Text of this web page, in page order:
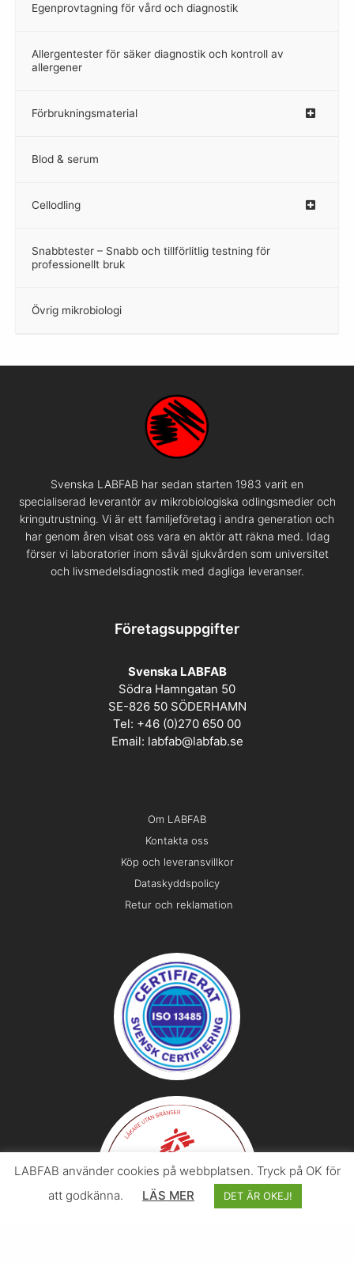
Egenprovtagning för vård och diagnostik
–
Allergentester för säker diagnostik och kontroll av
allergener
–
Förbrukningsmaterial
Blod & serum
Cellodling
–
Snabbtester – Snabb och tillförlitlig testning för
professionellt bruk
–
Övrig mikrobiologi
–
Svenska LABFAB har sedan starten 1983 varit en
specialiserad leverantör av mikrobiologiska odlingsmedier och
kringutrustning. Vi är ett familjeföretag i andra generation och
har genom åren visat oss vara en aktör att räkna med. Idag
förser vi laboratorier inom såväl sjukvården som universitet
och livsmedelsdiagnostik med dagliga leveranser.
Företagsuppgifter
Svenska LABFAB
Södra Hamngatan 50
SE-826 50 SÖDERHAMN
Tel: +46 (0)270 650 00
Email: labfab@labfab.se
Om LABFAB
Kontakta oss
Köp och leveransvillkor
Dataskyddspolicy
Retur och reklamation
LABFAB använder cookies på webbplatsen. Tryck på OK för
att godkänna.
LÄS MER DET ÄR OKEJ!